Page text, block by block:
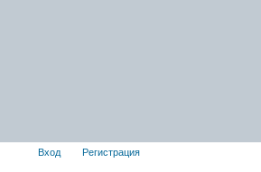
Вход Регистрация